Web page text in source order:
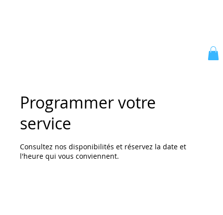
Programmer votre
service
Consultez nos disponibilités et réservez la date et
l'heure qui vous conviennent.